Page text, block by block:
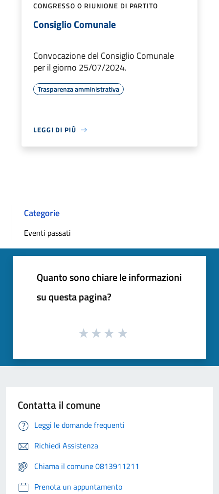
CONGRESSO O RIUNIONE DI PARTITO
Consiglio Comunale
Convocazione del Consiglio Comunale
per il giorno 25/07/2024.
Trasparenza amministrativa
LEGGI DI PIÙ
Categorie
Eventi passati
Quanto sono chiare le informazioni
su questa pagina?
Contatta il comune
Leggi le domande frequenti
Richiedi Assistenza
Chiama il comune 0813911211
Prenota un appuntamento